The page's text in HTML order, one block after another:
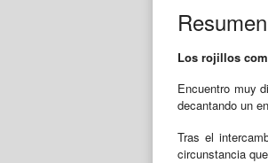
Resumen
Los rojillos
Encuentro muy
decantando un
Tras el
circunstancia